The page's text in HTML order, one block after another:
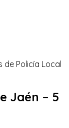
Jaén – 5